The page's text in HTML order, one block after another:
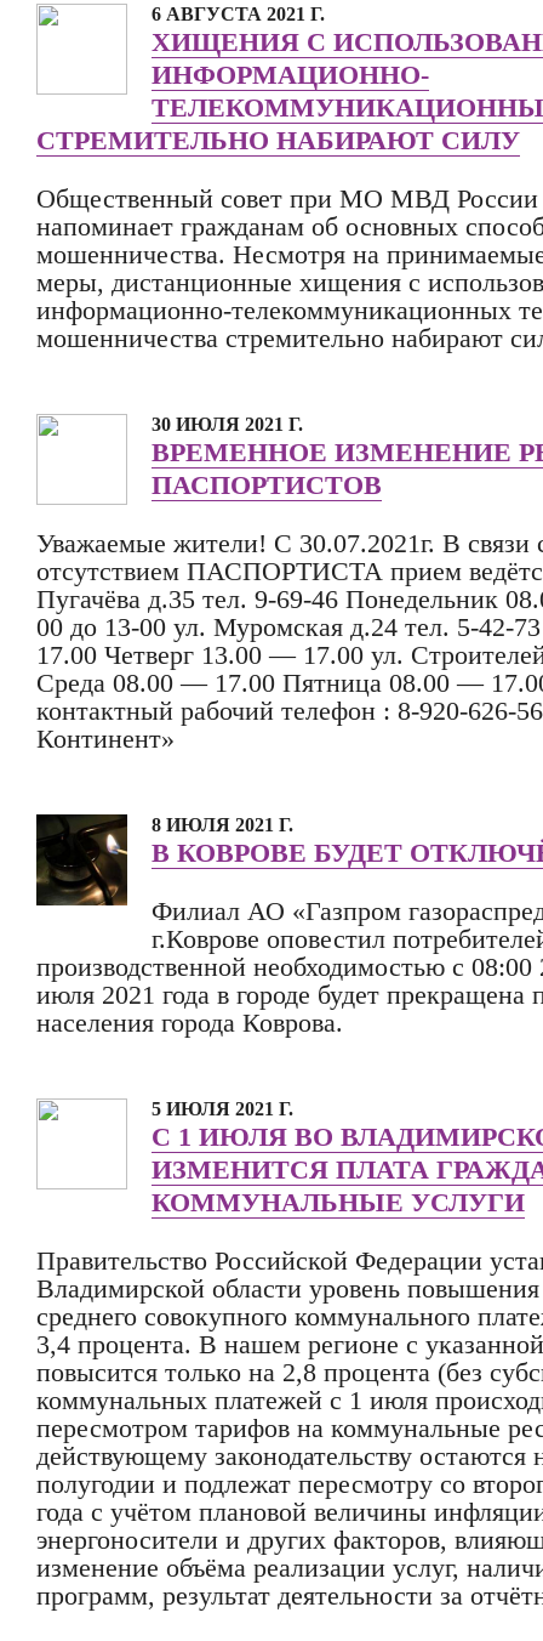
6 АВГУСТА 2021 Г.
ХИЩЕНИЯ С
ИНФОРМАЦИОННО-
СТРЕМИТЕЛЬНО НАБИРАЮТ СИЛУ
Общественный совет при МО МВД России
напоминает гражданам об основных
мошенничества. Несмотря на
меры, дистанционные хищения с
информационно-телекоммуникационных
мошенничества стремительно набирают
30 ИЮЛЯ 2021 Г.
ВРЕМЕННОЕ ИЗМЕНЕНИЕ
ПАСПОРТИСТОВ
Уважаемые жители! С 30.07.2021г. В связи
отсутствием ПАСПОРТИСТА прием
Пугачёва д.35 тел. 9-69-46 Понедельник
00 до 13-00 ул. Муромская д.24 тел. 5-42-
17.00 Четверг 13.00 — 17.00 ул.
Среда 08.00 — 17.00 Пятница 08.00 —
контактный рабочий телефон : 8-920-
Континент»
8 ИЮЛЯ 2021 Г.
В КОВРОВЕ БУДЕТ
Филиал АО «Газпром
г.Коврове оповестил
производственной необходимостью с
июля 2021 года в городе будет прекращена
населения города Коврова.
5 ИЮЛЯ 2021 Г.
С 1 ИЮЛЯ ВО
ИЗМЕНИТСЯ ПЛАТА
КОММУНАЛЬНЫЕ УСЛУГИ
Правительство Российской Федерации
Владимирской области уровень
среднего совокупного коммунального
3,4 процента. В нашем регионе с
повысится только на 2,8 процента (без
коммунальных платежей с 1 июля
пересмотром тарифов на коммунальные
действующему законодательству
полугодии и подлежат пересмотру со
года с учётом плановой величины
энергоносители и других факторов,
изменение объёма реализации услуг,
программ, результат деятельности за